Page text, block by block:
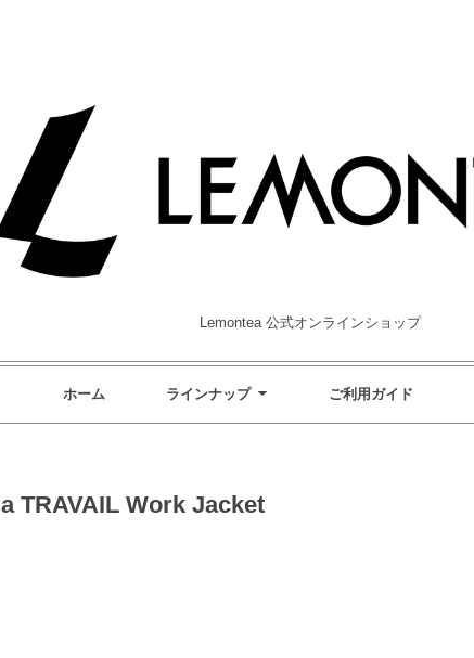
Lemontea 公式オンラインショップ
ホーム ラインナップ ご利用ガイド
TRAVAIL Work Jacket